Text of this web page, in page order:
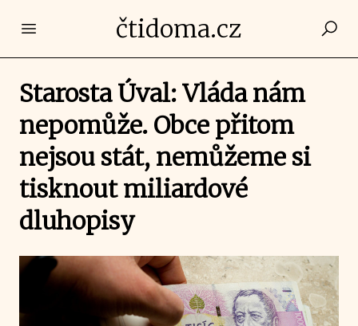
Open main menučtidoma.cz
Starosta Úval: Vláda nám
nepomůže. Obce přitom
nejsou stát, nemůžeme si
tisknout miliardové
dluhopisy